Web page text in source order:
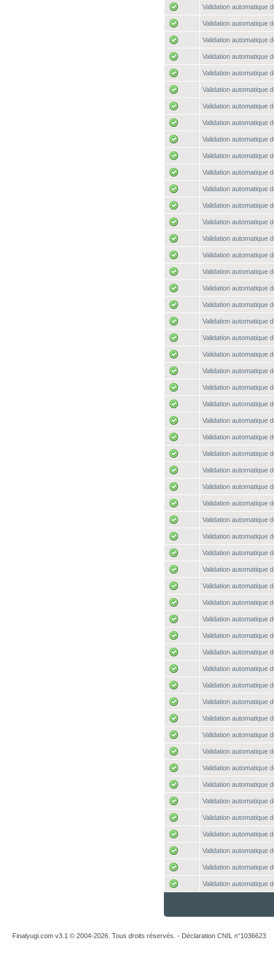
Validation automatique
Validation automatique
Validation automatique
Validation automatique
Validation automatique
Validation automatique
Validation automatique
Validation automatique
Validation automatique
Validation automatique
Validation automatique
Validation automatique
Validation automatique
Validation automatique
Validation automatique
Validation automatique
Validation automatique
Validation automatique
Validation automatique
Validation automatique
Validation automatique
Validation automatique
Validation automatique
Validation automatique
Validation automatique
Validation automatique
Validation automatique
Validation automatique
Validation automatique
Validation automatique
Validation automatique
Validation automatique
Validation automatique
Validation automatique
Validation automatique
Validation automatique
Validation automatique
Validation automatique
Validation automatique
Validation automatique
Validation automatique
Validation automatique
Validation automatique
Validation automatique
Validation automatique
Validation automatique
Validation automatique
Validation automatique
Validation automatique
Validation automatique
Validation automatique
Validation automatique
Validation automatique
Validation automatique
Finalyugi.com v3.1 © 2004-2026. Tous droits réservés. - Déclaration CNIL n°1036623